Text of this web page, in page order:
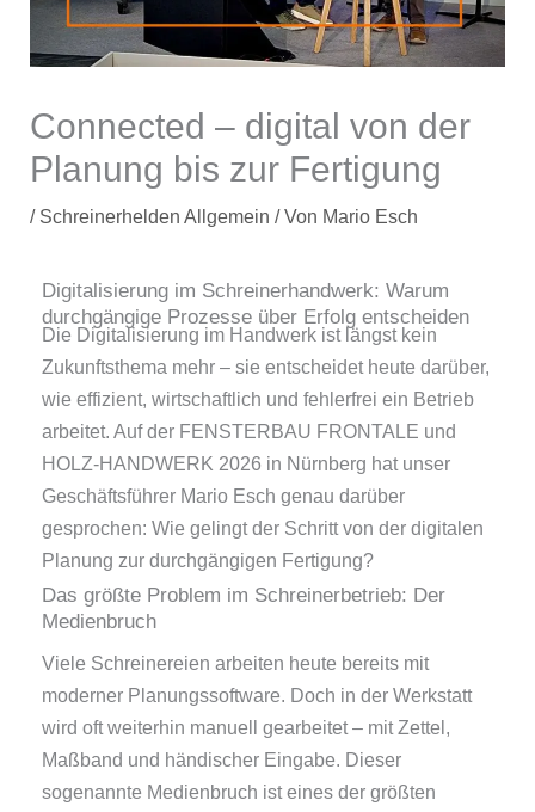
Connected – digital von der
Planung bis zur Fertigung
/ Schreinerhelden Allgemein / Von Mario Esch
Digitalisierung im Schreinerhandwerk: Warum
durchgängige Prozesse über Erfolg entscheiden
Die Digitalisierung im Handwerk ist längst kein
Zukunftsthema mehr – sie entscheidet heute darüber,
wie effizient, wirtschaftlich und fehlerfrei ein Betrieb
arbeitet. Auf der FENSTERBAU FRONTALE und
HOLZ-HANDWERK 2026 in Nürnberg hat unser
Geschäftsführer Mario Esch genau darüber
gesprochen: Wie gelingt der Schritt von der digitalen
Planung zur durchgängigen Fertigung?
Das größte Problem im Schreinerbetrieb: Der
Medienbruch
Viele Schreinereien arbeiten heute bereits mit
moderner Planungssoftware. Doch in der Werkstatt
wird oft weiterhin manuell gearbeitet – mit Zettel,
Maßband und händischer Eingabe. Dieser
sogenannte Medienbruch ist eines der größten